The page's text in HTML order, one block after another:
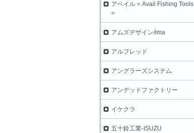
アベイル = Avail Fishing Tools
=
アムズデザイン/ima
アルフレッド
アングラーズシステム
アンデッドファクトリー
イケクラ
五十鈴工業-ISUZU